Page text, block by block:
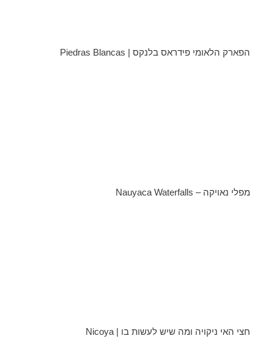
הפארק הלאומי פידראס בלנקס | Piedras Blancas
מפלי נאויקה – Nauyaca Waterfalls
חצי האי ניקויה ומה שיש לעשות בו | Nicoya